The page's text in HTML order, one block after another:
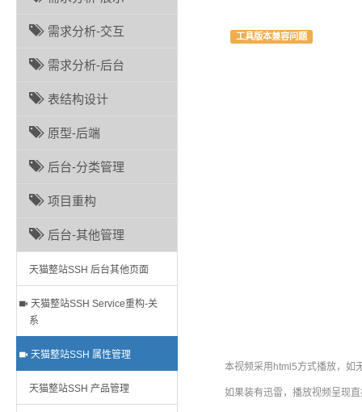
需求分析-交互
需求分析-后台
表结构设计
原型-后端
后台-分类管理
项目重构
后台-其他管理
天猫整站SSH 后台其他页面
天猫整站SSH Service重构-关
系
天猫整站SSH 属性管理
天猫整站SSH 产品管理
工具版本兼容问题
本视频采用html5方式播放，如
如果装有迅雷，播放视频呈现